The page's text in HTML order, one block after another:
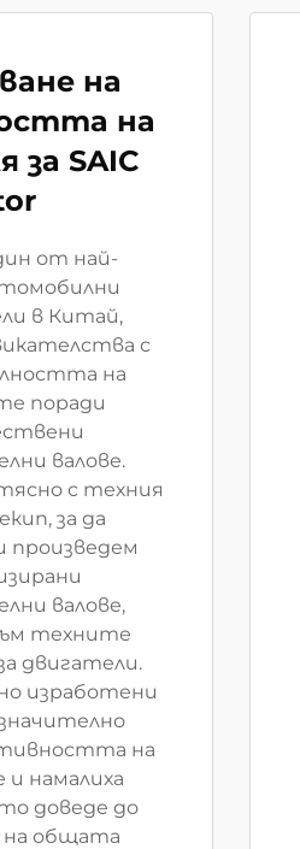
на
на
за SAIC
от най-
в Китай,
с
на
поради
валове.
с техния
за да
произведем
валове,
техните
двигатели.
изработени
на
намалиха
доведе до
на общата